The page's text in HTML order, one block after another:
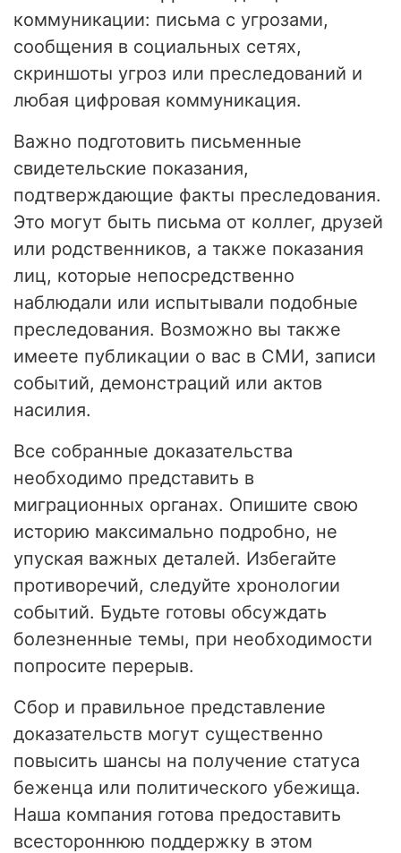
коммуникации: письма с угрозами,
сообщения в социальных сетях,
скриншоты угроз или преследований и
любая цифровая коммуникация.
Важно подготовить письменные
свидетельские показания,
подтверждающие факты преследования.
Это могут быть письма от коллег, друзей
или родственников, а также показания
лиц, которые непосредственно
наблюдали или испытывали подобные
преследования. Возможно вы также
имеете публикации о вас в СМИ, записи
событий, демонстраций или актов
насилия.
Все собранные доказательства
необходимо представить в
миграционных органах. Опишите свою
историю максимально подробно, не
упуская важных деталей. Избегайте
противоречий, следуйте хронологии
событий. Будьте готовы обсуждать
болезненные темы, при необходимости
попросите перерыв.
Сбор и правильное представление
доказательств могут существенно
повысить шансы на получение статуса
беженца или политического убежища.
Наша компания готова предоставить
всестороннюю поддержку в этом